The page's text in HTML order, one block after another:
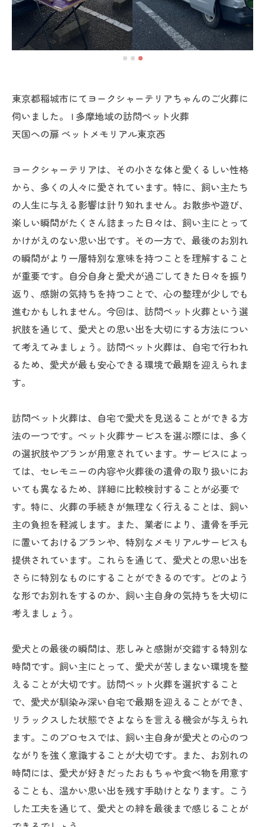
東京都稲城市にてヨークシャーテリアちゃんのご火葬に
伺いました。 | 多摩地域の訪問ペット火葬
天国への扉 ペットメモリアル東京西
ヨークシャーテリアは、その小さな体と愛くるしい性格
から、多くの人々に愛されています。特に、飼い主たち
の人生に与える影響は計り知れません。お散歩や遊び、
楽しい瞬間がたくさん詰まった日々は、飼い主にとって
かけがえのない思い出です。その一方で、最後のお別れ
の瞬間がより一層特別な意味を持つことを理解すること
が重要です。自分自身と愛犬が過ごしてきた日々を振り
返り、感謝の気持ちを持つことで、心の整理が少しでも
進むかもしれません。今回は、訪問ペット火葬という選
択肢を通じて、愛犬との思い出を大切にする方法につい
て考えてみましょう。訪問ペット火葬は、自宅で行われ
るため、愛犬が最も安心できる環境で最期を迎えられま
す。
訪問ペット火葬は、自宅で愛犬を見送ることができる方
法の一つです。ペット火葬サービスを選ぶ際には、多く
の選択肢やプランが用意されています。サービスによっ
ては、セレモニーの内容や火葬後の遺骨の取り扱いにお
いても異なるため、詳細に比較検討することが必要で
す。特に、火葬の手続きが無理なく行えることは、飼い
主の負担を軽減します。また、業者により、遺骨を手元
に置いておけるプランや、特別なメモリアルサービスも
提供されています。これらを通じて、愛犬との思い出を
さらに特別なものにすることができるのです。どのよう
な形でお別れをするのか、飼い主自身の気持ちを大切に
考えましょう。
愛犬との最後の瞬間は、悲しみと感謝が交錯する特別な
時間です。飼い主にとって、愛犬が苦しまない環境を整
えることが大切です。訪問ペット火葬を選択すること
で、愛犬が馴染み深い自宅で最期を迎えることができ、
リラックスした状態でさよならを言える機会が与えられ
ます。このプロセスでは、飼い主自身が愛犬との心のつ
ながりを強く意識することが大切です。また、お別れの
時間には、愛犬が好きだったおもちゃや食べ物を用意す
ることも、温かい思い出を残す手助けとなります。こう
した工夫を通じて、愛犬との絆を最後まで感じることが